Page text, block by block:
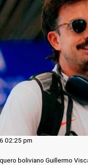
02:25 pm
boliviano Guillermo